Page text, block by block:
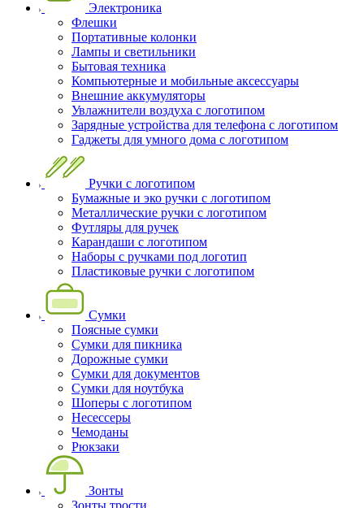
Электроника
Флешки
Портативные колонки
Лампы и светильники
Бытовая техника
Компьютерные и мобильные аксессуары
Внешние аккумуляторы
Увлажнители воздуха с логотипом
Зарядные устройства для телефона с логотипом
Гаджеты для умного дома с логотипом
Ручки с логотипом
Бумажные и эко ручки с логотипом
Металлические ручки с логотипом
Футляры для ручек
Карандаши с логотипом
Наборы с ручками под логотип
Пластиковые ручки с логотипом
Сумки
Поясные сумки
Сумки для пикника
Дорожные сумки
Сумки для документов
Сумки для ноутбука
Шоперы с логотипом
Несессеры
Чемоданы
Рюкзаки
Зонты
Зонты трости